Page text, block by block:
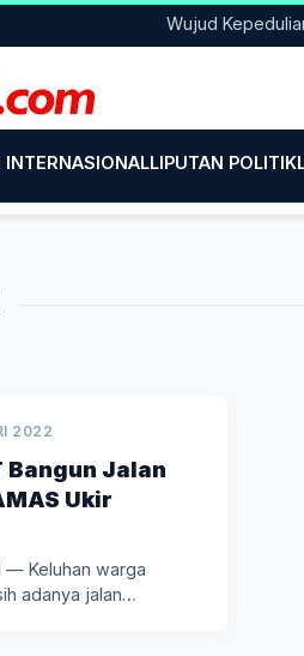
Wujud Kepedulian,
INTERNASIONALLIPUTAN POLITIK
2022
Bangun Jalan
Ukir
— Keluhan warga
adanya jalan…